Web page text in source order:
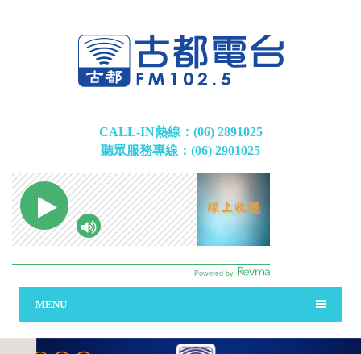
CALL-IN熱線：(06) 2891025
聽眾服務專線：(06) 2901025
MENU